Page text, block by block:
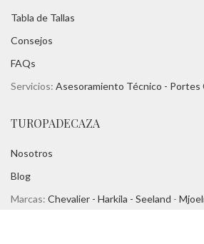
Tabla de Tallas
Consejos
FAQs
Servicios: Asesoramiento Técnico - Portes
TUROPADECAZA
Nosotros
Blog
Marcas: Chevalier - Harkila - Seeland -